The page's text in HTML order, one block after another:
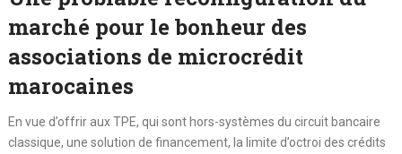
marché pour le bonheur des
associations de microcrédit
marocaines
En vue d’offrir aux TPE, qui sont hors-systèmes du circuit bancaire
classique, une solution de financement, la limite d’octroi des crédits